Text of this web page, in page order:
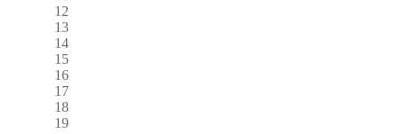
12
13
14
15
16
17
18
19